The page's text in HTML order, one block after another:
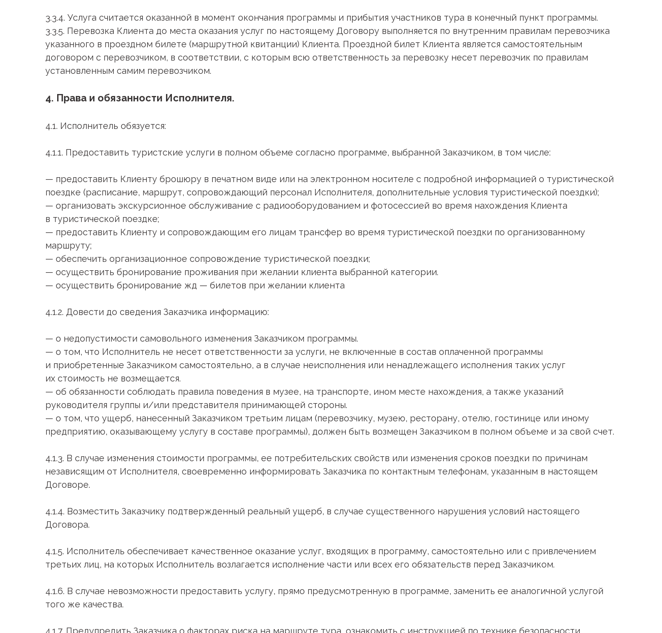
3.3.4. Услуга считается оказанной в момент окончания программы и прибытия участников тура в конечный пункт программы.
3.3.5. Перевозка Клиента до места оказания услуг по настоящему Договору выполняется по внутренним правилам перевозчика
указанного в проездном билете (маршрутной квитанции) Клиента. Проездной билет Клиента является самостоятельным
договором с перевозчиком, в соответствии, с которым всю ответственность за перевозку несет перевозчик по правилам
установленным самим перевозчиком.
4. Права и обязанности Исполнителя.
4.1. Исполнитель обязуется:
4.1.1. Предоставить туристские услуги в полном объеме согласно программе, выбранной Заказчиком, в том числе:
— предоставить Клиенту брошюру в печатном виде или на электронном носителе с подробной информацией о туристической
поездке (расписание, маршрут, сопровождающий персонал Исполнителя, дополнительные условия туристической поездки);
— организовать экскурсионное обслуживание с радиооборудованием и фотосессией во время нахождения Клиента
в туристической поездке;
— предоставить Клиенту и сопровождающим его лицам трансфер во время туристической поездки по организованному
маршруту;
— обеспечить организационное сопровождение туристической поездки;
— осуществить бронирование проживания при желании клиента выбранной категории.
— осуществить бронирование жд — билетов при желании клиента
4.1.2. Довести до сведения Заказчика информацию:
— о недопустимости самовольного изменения Заказчиком программы.
— о том, что Исполнитель не несет ответственности за услуги, не включенные в состав оплаченной программы
и приобретенные Заказчиком самостоятельно, а в случае неисполнения или ненадлежащего исполнения таких услуг
их стоимость не возмещается.
— об обязанности соблюдать правила поведения в музее, на транспорте, ином месте нахождения, а также указаний
руководителя группы и/или представителя принимающей стороны.
— о том, что ущерб, нанесенный Заказчиком третьим лицам (перевозчику, музею, ресторану, отелю, гостинице или иному
предприятию, оказывающему услугу в составе программы), должен быть возмещен Заказчиком в полном объеме и за свой счет.
4.1.3. В случае изменения стоимости программы, ее потребительских свойств или изменения сроков поездки по причинам
независящим от Исполнителя, своевременно информировать Заказчика по контактным телефонам, указанным в настоящем
Договоре.
4.1.4. Возместить Заказчику подтвержденный реальный ущерб, в случае существенного нарушения условий настоящего
Договора.
4.1.5. Исполнитель обеспечивает качественное оказание услуг, входящих в программу, самостоятельно или с привлечением
третьих лиц, на которых Исполнитель возлагается исполнение части или всех его обязательств перед Заказчиком.
4.1.6. В случае невозможности предоставить услугу, прямо предусмотренную в программе, заменить ее аналогичной услугой
того же качества.
4.1.7. Предупредить Заказчика о факторах риска на маршруте тура, ознакомить с инструкцией по технике безопасности